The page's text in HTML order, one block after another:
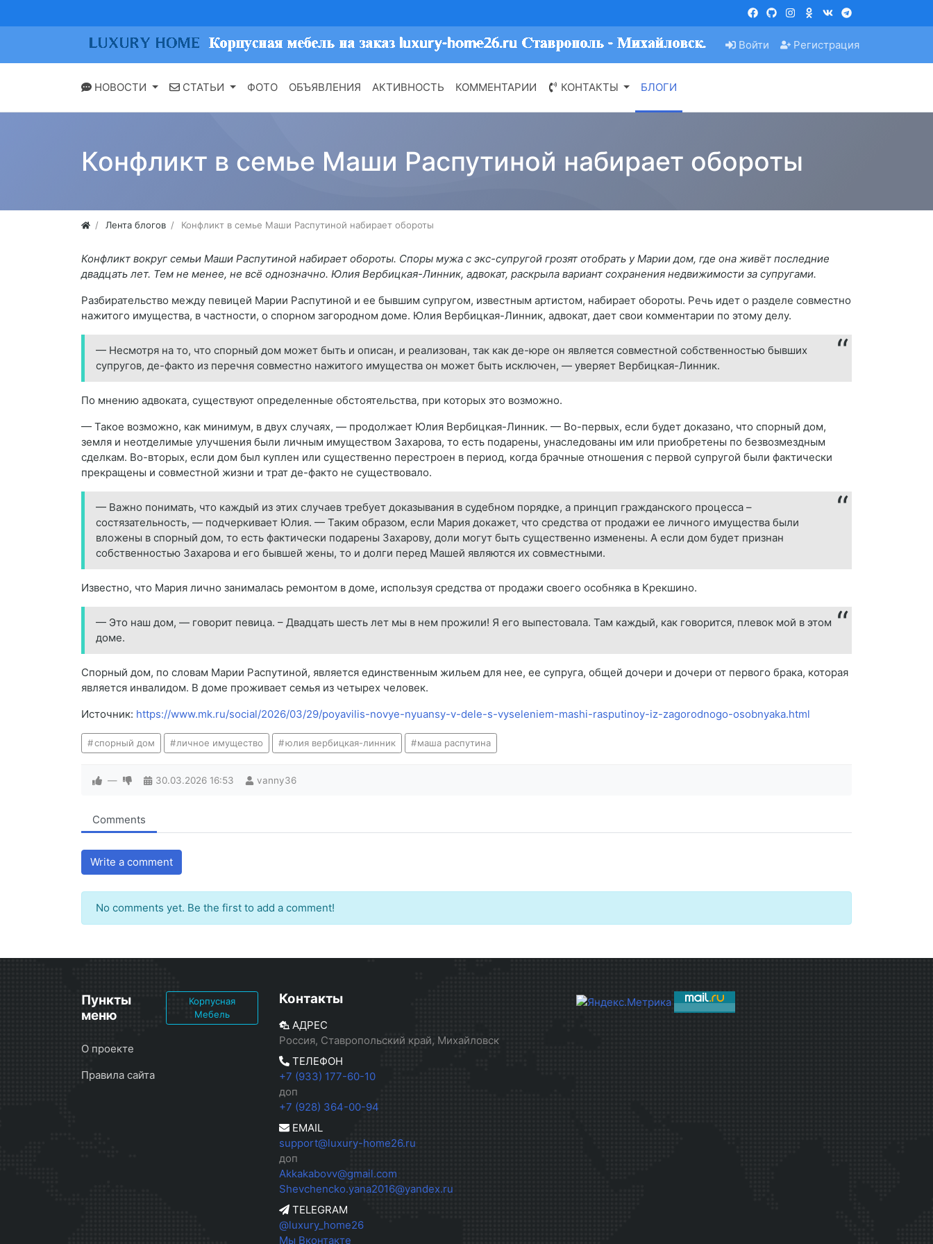
Войти Регистрация
НОВОСТИ СТАТЬИ ФОТО ОБЪЯВЛЕНИЯ АКТИВНОСТЬ КОММЕНТАРИИ КОНТАКТЫ БЛОГИ
Конфликт в семье Маши Распутиной набирает обороты
Лента блогов Конфликт в семье Маши Распутиной набирает обороты
Конфликт вокруг семьи Маши Распутиной набирает обороты. Споры мужа с экс-супругой грозят отобрать у Марии дом, где она живёт последние
двадцать лет. Тем не менее, не всё однозначно. Юлия Вербицкая-Линник, адвокат, раскрыла вариант сохранения недвижимости за супругами.
Разбирательство между певицей Марии Распутиной и ее бывшим супругом, известным артистом, набирает обороты. Речь идет о разделе совместно
нажитого имущества, в частности, о спорном загородном доме. Юлия Вербицкая-Линник, адвокат, дает свои комментарии по этому делу.
— Несмотря на то, что спорный дом может быть и описан, и реализован, так как де-юре он является совместной собственностью бывших
супругов, де-факто из перечня совместно нажитого имущества он может быть исключен, — уверяет Вербицкая-Линник.
По мнению адвоката, существуют определенные обстоятельства, при которых это возможно.
— Такое возможно, как минимум, в двух случаях, — продолжает Юлия Вербицкая-Линник. — Во-первых, если будет доказано, что спорный дом,
земля и неотделимые улучшения были личным имуществом Захарова, то есть подарены, унаследованы им или приобретены по безвозмездным
сделкам. Во-вторых, если дом был куплен или существенно перестроен в период, когда брачные отношения с первой супругой были фактически
прекращены и совместной жизни и трат де-факто не существовало.
— Важно понимать, что каждый из этих случаев требует доказывания в судебном порядке, а принцип гражданского процесса –
состязательность, — подчеркивает Юлия. — Таким образом, если Мария докажет, что средства от продажи ее личного имущества были
вложены в спорный дом, то есть фактически подарены Захарову, доли могут быть существенно изменены. А если дом будет признан
собственностью Захарова и его бывшей жены, то и долги перед Машей являются их совместными.
Известно, что Мария лично занималась ремонтом в доме, используя средства от продажи своего особняка в Крекшино.
— Это наш дом, — говорит певица. – Двадцать шесть лет мы в нем прожили! Я его выпестовала. Там каждый, как говорится, плевок мой в этом
доме.
Спорный дом, по словам Марии Распутиной, является единственным жильем для нее, ее супруга, общей дочери и дочери от первого брака, которая
является инвалидом. В доме проживает семья из четырех человек.
Источник: https://www.mk.ru/social/2026/03/29/poyavilis-novye-nyuansy-v-dele-s-vyseleniem-mashi-rasputinoy-iz-zagorodnogo-osobnyaka.html
спорный дом личное имущество юлия вербицкая-линник маша распутина
— 30.03.2026 16:53 vanny36
Comments
Write a comment
No comments yet. Be the first to add a comment!
Пункты
меню
Корпусная
Мебель
О проекте
Правила сайта
Контакты
АДРЕС
Россия, Ставропольский край, Михайловск
ТЕЛЕФОН
+7 (933) 177-60-10
доп
+7 (928) 364-00-94
EMAIL
support@luxury-home26.ru
доп
Akkakabovv@gmail.com
Shevchencko.yana2016@yandex.ru
TELEGRAM
@luxury_home26
Мы Вконтакте